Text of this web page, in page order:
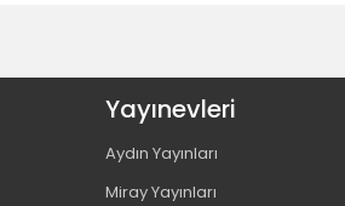
Yayınevleri
Aydın Yayınları
Miray Yayınları